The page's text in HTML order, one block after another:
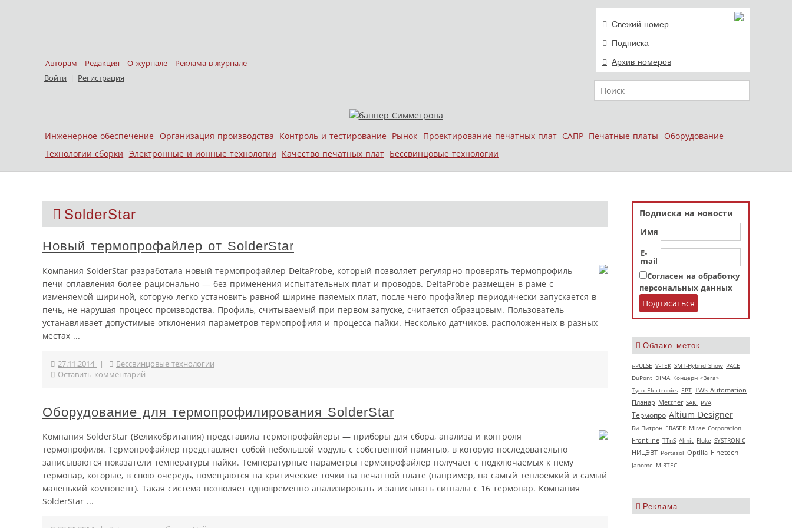
Авторам Редакция О журнале
Реклама в журнале
Войти | Регистрация
Свежий номер
Подписка
Архив номеров
Поиск
Меню
Skip to content
Инженерное обеспечение Организация производства Контроль и тестирование Рынок Проектирование печатных плат САПР Печатные платы
Оборудование
Технологии сборки Электронные и ионные технологии Качество печатных плат Бессвинцовые технологии
Подписка на новости
Имя
E-
mail
Согласен на обработку
персональных данных
Облако меток
i-PULSE V‑TEK SMT-Hybrid Show РАСЕ
DuPont DIMA Концерн «Вега»
Tyco Electronics EPT TWS Automation
Планар Metzner SAKI PVA
Термопро Altium Designer
Би Питрон ERASER Mirae Corporation
Frontline TTnS Almit Fluke SYSTRONIC
НИЦЭВТ Portasol Optilia Finetech
Janome MIRTEC
Реклама
SolderStar
Новый термопрофайлер от SolderStar
Компания SolderStar разработала новый термопрофайлер DeltaProbe, который позволяет регулярно проверять термопрофиль
печи оплавления более рационально — без применения испытательных плат и проводов. DeltaProbe размещен в раме с
изменяемой шириной, которую легко установить равной ширине паяемых плат, после чего профайлер периодически запускается в
печь, не нарушая процесс производства. Профиль, считываемый при первом запуске, считается образцовым. Пользователь
устанавливает допустимые отклонения параметров термопрофиля и процесса пайки. Несколько датчиков, расположенных в разных
местах ...
27.11.2014 |
Бессвинцовые технологии
Оставить комментарий
Оборудование для термопрофилирования SolderStar
Компания SolderStar (Великобритания) представила термопрофайлеры — приборы для сбора, анализа и контроля
термопрофиля. Термопрофайлер представляет собой небольшой модуль с собственной памятью, в которую последовательно
записываются показатели температуры пайки. Температурные параметры термопрофайлер получает с подключаемых к нему
термопар, которые, в свою очередь, помещаются на критические точки на печатной плате (например, на самый теплоемкий и самый
маленький компонент). Такая система позволяет одновременно анализировать и записывать сигналы с 16 термопар. Компания
SolderStar ...